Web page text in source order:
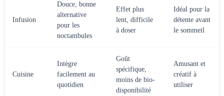
Infusion
Douce, bonne
alternative
pour les
noctambules
Effet plus
lent, difficile
à doser
Idéal pour la
détente avant
le sommeil
Cuisine
Intègre
facilement au
quotidien
Goût
spécifique,
moins de bio-
disponibilité
Amusant et
créatif à
utiliser